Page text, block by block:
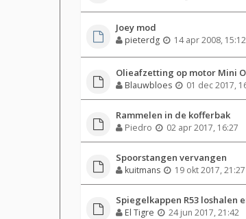
Joey mod
pieterdg 14 apr 2008, 15:12
Olieafzetting op motor Mini
Blauwbloes 01 dec 2017,
Rammelen in de kofferbak
Piedro 02 apr 2017, 16:27
Spoorstangen vervangen
kuitmans 19 okt 2017, 21:27
Spiegelkappen R53 loshalen
El Tigre 24 jun 2017, 21:42